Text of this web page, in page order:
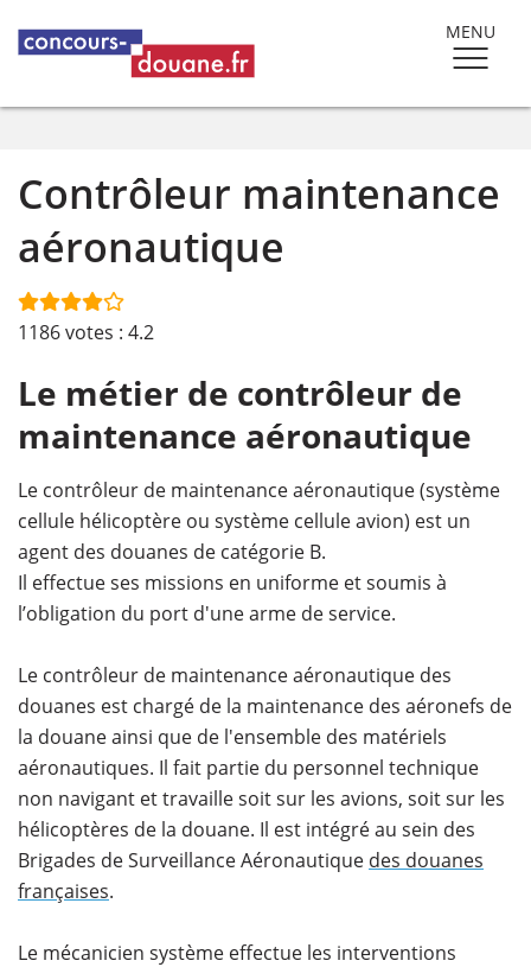
MENU
Contrôleur maintenance
aéronautique
1186votes : 4.2
Le métier de contrôleur de
maintenance aéronautique
Le contrôleur de maintenance aéronautique (système
cellule hélicoptère ou système cellule avion) est un
agent des douanes de catégorie B.
Il effectue ses missions en uniforme et soumis à
l’obligation du port d'une arme de service.
Le contrôleur de maintenance aéronautique des
douanes est chargé de la maintenance des aéronefs de
la douane ainsi que de l'ensemble des matériels
aéronautiques. Il fait partie du personnel technique
non navigant et travaille soit sur les avions, soit sur les
hélicoptères de la douane. Il est intégré au sein des
Brigades de Surveillance Aéronautique des douanes
françaises.
Le mécanicien système effectue les interventions